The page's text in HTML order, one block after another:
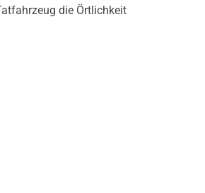
die Örtlichkeit